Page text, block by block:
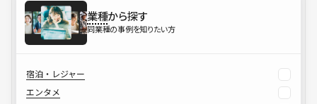
業種から探す
同業種の事例を知りたい方
宿泊・レジャー
エンタメ